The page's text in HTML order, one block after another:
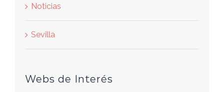
Noticias
Sevilla
Webs de Interés